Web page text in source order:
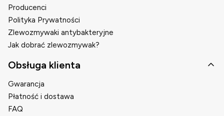
Producenci
Polityka Prywatności
Zlewozmywaki antybakteryjne
Jak dobrać zlewozmywak?
Obsługa klienta
Gwarancja
Płatność i dostawa
FAQ